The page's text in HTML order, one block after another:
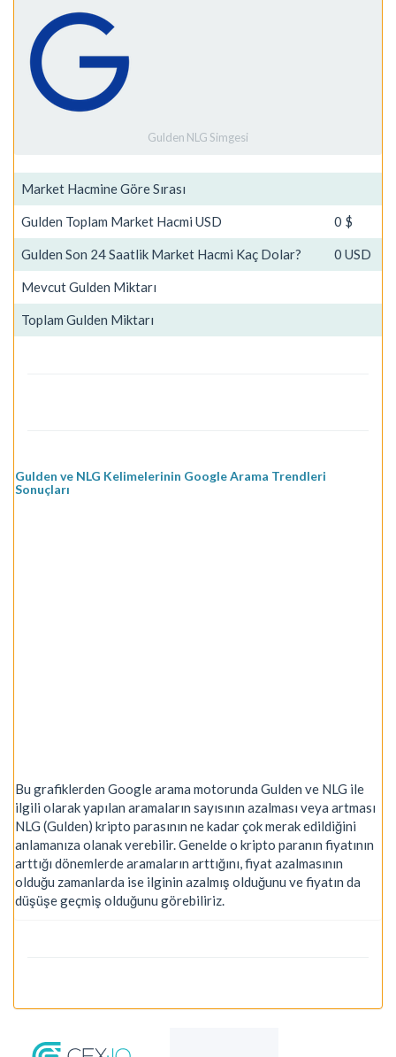
Gulden NLG Simgesi
Market Hacmine Göre Sırası
Gulden Toplam Market Hacmi USD 0 $
Gulden Son 24 Saatlik Market Hacmi Kaç Dolar? 0 USD
Mevcut Gulden Miktarı
Toplam Gulden Miktarı
Gulden ve NLG Kelimelerinin Google Arama Trendleri
Sonuçları
Bu grafiklerden Google arama motorunda Gulden ve NLG ile
ilgili olarak yapılan aramaların sayısının azalması veya artması
NLG (Gulden) kripto parasının ne kadar çok merak edildiğini
anlamanıza olanak verebilir. Genelde o kripto paranın fiyatının
arttığı dönemlerde aramaların arttığını, fiyat azalmasının
olduğu zamanlarda ise ilginin azalmış olduğunu ve fiyatın da
düşüşe geçmiş olduğunu görebiliriz.